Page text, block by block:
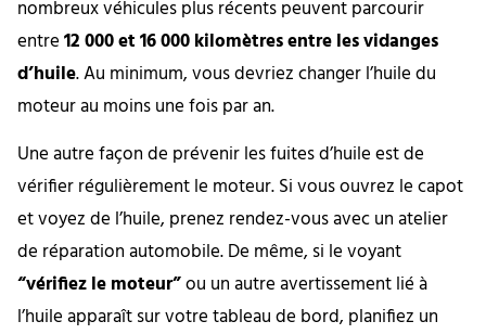
nombreux véhicules plus récents peuvent parcourir
entre12 000 et 16 000 kilomètres entre les vidanges
d’huile. Au minimum, vous devriez changer l’huile du
moteur au moins une fois par an.
Une autre façon de prévenir les fuites d’huile est de
vérifier régulièrement le moteur. Si vous ouvrez le capot
et voyez de l’huile, prenez rendez-vous avec un atelier
de réparation automobile. De même, si le voyant
“vérifiez le moteur”ou un autre avertissement lié à
l’huile apparaît sur votre tableau de bord, planifiez un